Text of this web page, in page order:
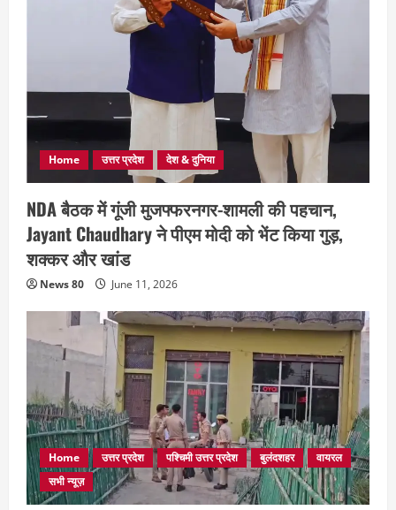
Home उत्तर प्रदेश देश & दुनिया
NDA बैठक में गूंजी मुजफ्फरनगर-शामली की पहचान,
Jayant Chaudhary ने पीएम मोदी को भेंट किया गुड़,
शक्कर और खांड
News 80 June 11, 2026
Home उत्तर प्रदेश पश्चिमी उत्तर प्रदेश बुलंदशहर
वायरल
सभी न्यूज़